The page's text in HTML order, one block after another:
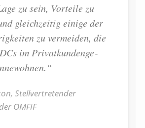
zu sein, Vor­tei­le zu
gleich­zei­tig ei­ni­ge der
zu ver­mei­den, die
im Pri­vat­kun­den­ge­
Stellvertretender
OMFIF